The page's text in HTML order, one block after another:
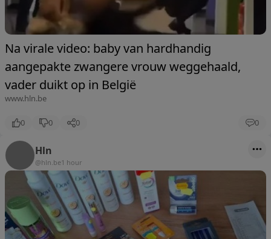
Na virale video: baby van hardhandig
aangepakte zwangere vrouw weggehaald,
vader duikt op in België
www.hln.be
0 0 0 0
Hln
@hln.be1 hour